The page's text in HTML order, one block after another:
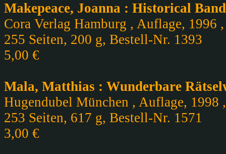
Makepeace, Joanna : Historical
Cora Verlag Hamburg , Auflage, 1996
255 Seiten, 200 g, Bestell-Nr. 1393
5,00 €
Mala, Matthias : Wunderbare
Hugendubel München , Auflage,
253 Seiten, 617 g, Bestell-Nr. 1571
3,00 €